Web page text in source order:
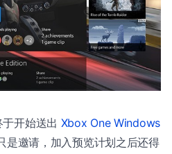
开始送出 Xbox One Windows
是邀请，加入预览计划之后还得